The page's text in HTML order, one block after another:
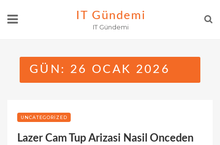
IT Gündemi
IT Gündemi
GÜN: 26 OCAK 2026
UNCATEGORIZED
Lazer Cam Tup Arizasi Nasil Onceden